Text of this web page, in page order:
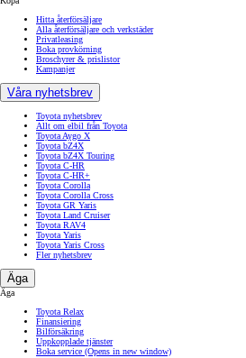
Hitta återförsäljare
Alla återförsäljare och verkstäder
Privatleasing
Boka provkörning
Broschyrer & prislistor
Kampanjer
Våra nyhetsbrev
Toyota nyhetsbrev
Allt om elbil från Toyota
Toyota Aygo X
Toyota bZ4X
Toyota bZ4X Touring
Toyota C-HR
Toyota C-HR+
Toyota Corolla
Toyota Corolla Cross
Toyota GR Yaris
Toyota Land Cruiser
Toyota RAV4
Toyota Yaris
Toyota Yaris Cross
Fler nyhetsbrev
Äga
Äga
Toyota Relax
Finansiering
Bilförsäkring
Uppkopplade tjänster
Boka service (Opens in new window)